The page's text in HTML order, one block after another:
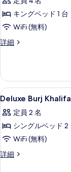
室
の
り
条
件
Khalifa
View
Room
1
の
す
べ
て
の
写
真
キングベッド 1 台
WiFi (無料)
詳細
Deluxe
Room
King
の
詳
Deluxe
Burj
Khalifa
View
Room
2
6
Deluxe Burj
定員 2 名
シングルベッド 2
WiFi (無料)
詳細
Deluxe